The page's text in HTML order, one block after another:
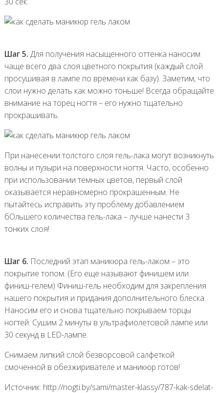
Шаг 5. Для получения насыщенного оттенка наносим
чаще всего два слоя цветного покрытия (каждый слой
просушивая в лампе по времени как базу). Заметим, что
слои нужно делать как можно тоньше! Всегда обращайте
внимание на торец ногтя – его нужно тщательно
прокрашивать.
При нанесении толстого слоя гель-лака могут возникнуть
волны и пузыри на поверхности ногтя. Часто, особенно
при использовании темных цветов, первый слой
оказывается неравномерно прокрашенным. Не
пытайтесь исправить эту проблему добавлением
бОльшего количества гель-лака – лучше нанести 3
тонких слоя!
Шаг 6. Последний этап маникюра гель-лаком – это
покрытие топом. (Его еще называют финишем или
финиш-гелем) Финиш-гель необходим для закрепления
нашего покрытия и придания дополнительного блеска.
Наносим его и снова тщательно покрываем торцы
ногтей. Сушим 2 минуты в ультрафиолетовой лампе или
30 секунд в LED-лампе.
Снимаем липкий слой безворсовой салфеткой
смоченной в обезжиривателе и маникюр готов!
Источник: http://nogti.by/sami/master-klassy/787-kak-sdelat-